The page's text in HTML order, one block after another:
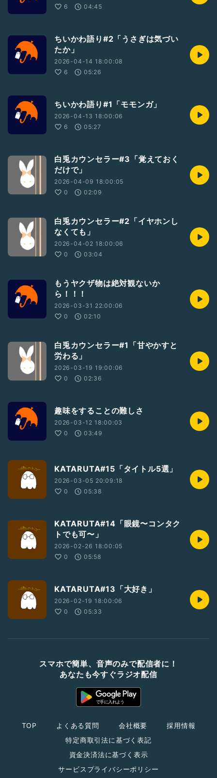
6
04:45
ちいかわ語り#2「うさぎは気づい
たか」
2026-04-14 18:00:08
6
05:26
ちいかわ語り#1「モモンガ」
2026-04-13 18:00:06
6
05:27
白兎カウンセラー#3「覚えておく
だけで」
2026-04-09 18:00:05
0
02:09
白兎カウンセラー#2「イヤホンし
なくても」
2026-04-02 18:00:06
0
03:04
もうヤクザ物は絶対観ないか
ら！！！
2026-03-31 22:00:06
0
02:10
白兎カウンセラー#1「甘やかすと
労わる」
2026-03-19 19:00:06
0
02:36
趣味をすることの難しさ
2026-03-12 18:00:03
0
03:49
KATARUTA#15「タイトル5選」
2026-03-05 20:09:18
0
05:38
KATARUTA#14「眼鏡〜コンタク
トでも可〜」
2026-02-26 18:00:05
0
05:58
KATARUTA#13「大好き」
2026-02-19 18:00:06
0
05:33
スマホで簡単、音声のみで配信者に！
あなたも今すぐラジオ配信
TOP よくある質問 会社概要
採用情報
特定商取引法に基づく表記
資金決済法に基づく表示
サービスプライバシーポリシー